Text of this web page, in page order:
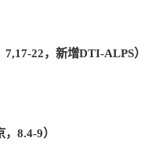
7,17-22，新增DTI-ALPS）
，8.4-9）